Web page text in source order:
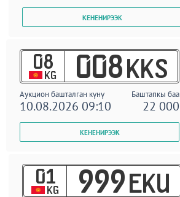
08
KG 008 KKS
Аукцион башталган күнү Баштапкы баа
10.08.2026 09:10 22 000
01
KG 999 EKU